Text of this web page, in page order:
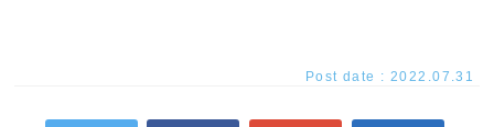
Post date : 2022.07.31